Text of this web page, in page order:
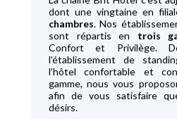
dont une vingtaine en
chambres. Nos
sont répartis en trois
Confort et Privilège.
l’établissement de
l’hôtel confortable et
gamme, nous vous
afin de vous satisfaire
désirs.